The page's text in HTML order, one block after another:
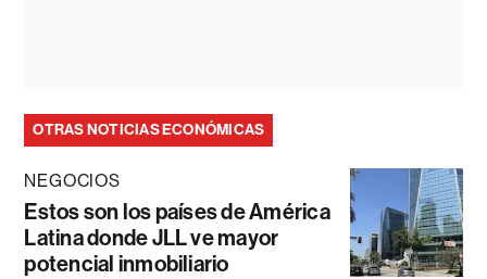
OTRAS NOTICIAS ECONÓMICAS
NEGOCIOS
Estos son los países de América
Latina donde JLL ve mayor
potencial inmobiliario